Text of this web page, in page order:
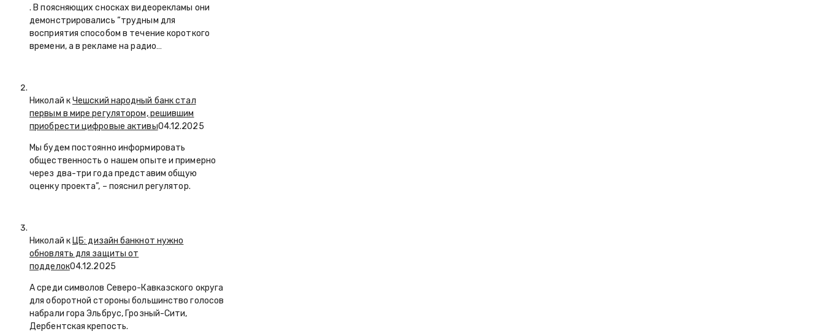
. В поясняющих сносках видеорекламы они
демонстрировались “трудным для
восприятия способом в течение короткого
времени, а в рекламе на радио…
Николай кЧешский народный банк стал
первым в мире регулятором, решившим
приобрести цифровые активы04.12.2025
Мы будем постоянно информировать
общественность о нашем опыте и примерно
через два-три года представим общую
оценку проекта”, – пояснил регулятор.
Николай к ЦБ: дизайн банкнот нужно
обновлять для защиты от
подделок04.12.2025
А среди символов Северо-Кавказского округа
для оборотной стороны большинство голосов
набрали гора Эльбрус, Грозный-Сити,
Дербентская крепость.